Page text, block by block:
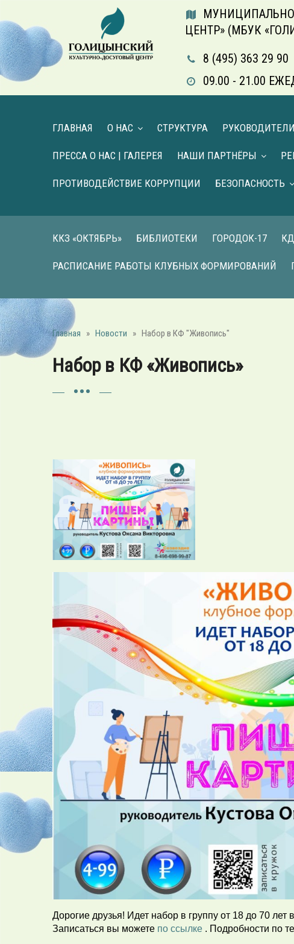
ЦЕНТР» (МБУК
8 (495) 363 29 90
09.00 - 21.00
ГЛАВНАЯ О НАС СТРУКТУРА
ПРЕССА О НАС | ГАЛЕРЕЯ НАШИ ПАРТНЁРЫ
ПРОТИВОДЕЙСТВИЕ КОРРУПЦИИ БЕЗОПАСНОСТЬ
ККЗ «ОКТЯБРЬ» БИБЛИОТЕКИ ГОРОДОК-17
РАСПИСАНИЕ РАБОТЫ КЛУБНЫХ ФОРМИРОВАНИЙ
Главная » Новости » Набор в КФ "Живопись"
Набор в КФ «Живопись»
Дорогие друзья! Идет набор в группу от 18 до 70
Записаться вы можете по ссылке . Подробности по